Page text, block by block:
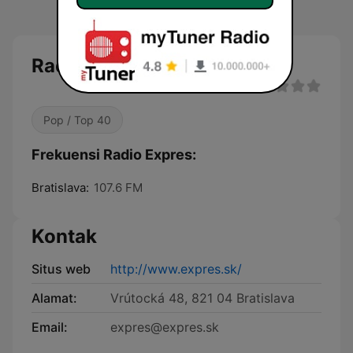
Radio Expres
Pop / Top 40
Frekuensi Radio Expres:
Bratislava: 107.6 FM
Kontak
Situs web
http://www.expres.sk/
Alamat:
Vrútocká 48, 821 04 Bratislava
Email:
expres@expres.sk